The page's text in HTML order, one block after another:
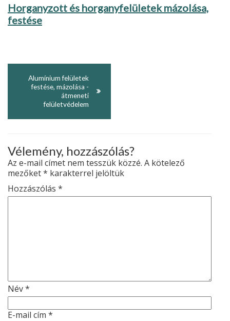
Horganyzott és horganyfelületek mázolása,
festése
Alumínium felületek
festése, mázolása -
átmeneti
felületvédelem
Vélemény, hozzászólás?
Az e-mail címet nem tesszük közzé. A kötelező
mezőket* karakterrel jelöltük
Hozzászólás *
Név*
E-mail cím *